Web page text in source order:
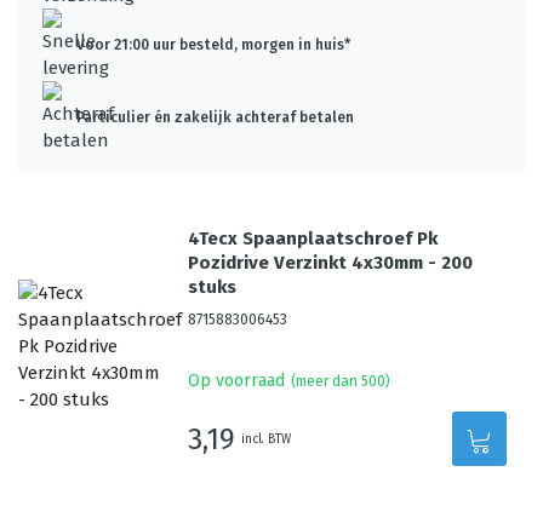
Voor 21:00 uur besteld, morgen in huis*
Particulier én zakelijk achteraf betalen
4Tecx Spaanplaatschroef Pk
Pozidrive Verzinkt 4x30mm - 200
stuks
8715883006453
Op voorraad (meer dan 500)
3,19 incl. BTW